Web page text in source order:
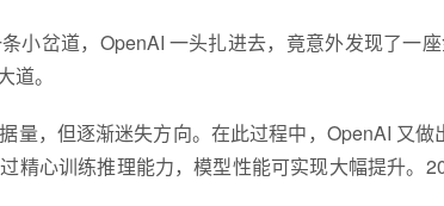
小岔道，OpenAI 一头扎进去，竟意外发现了一
。
量，但逐渐迷失方向。在此过程中，OpenAI 又
精心训练推理能力，模型性能可实现大幅提升。